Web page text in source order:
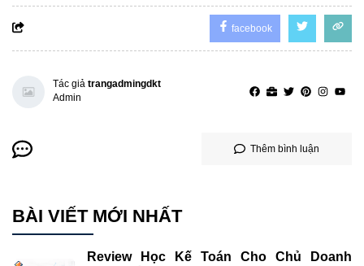
facebook
Tác giả trangadmingdkt
Admin
Thêm bình luận
BÀI VIẾT MỚI NHẤT
Review Học Kế Toán Cho Chủ Doanh